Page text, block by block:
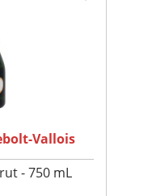
Vallois
- 750 mL